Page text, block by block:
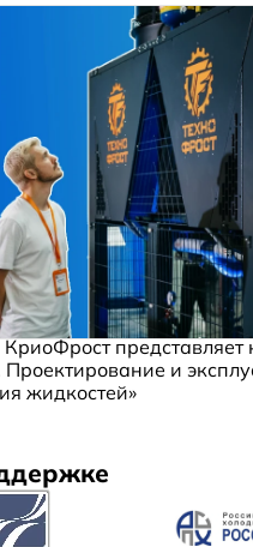
представляет
и
жидкостей»